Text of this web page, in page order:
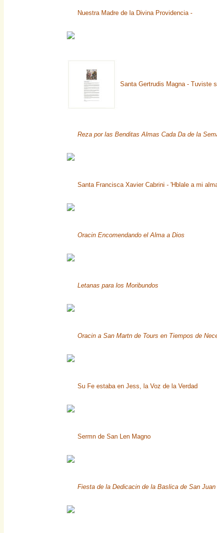
Nuestra Madre de la Divina Providencia -
Santa Gertrudis Magna - Tuviste
Reza por las Benditas Almas Cada Da de la
Santa Francisca Xavier Cabrini - 'Hblale a mi
Oracin Encomendando el Alma a Dios
Letanas para los Moribundos
Oracin a San Martn de Tours en Tiempos de
Su Fe estaba en Jess, la Voz de la Verdad
Sermn de San Len Magno
Fiesta de la Dedicacin de la Baslica de San Juan